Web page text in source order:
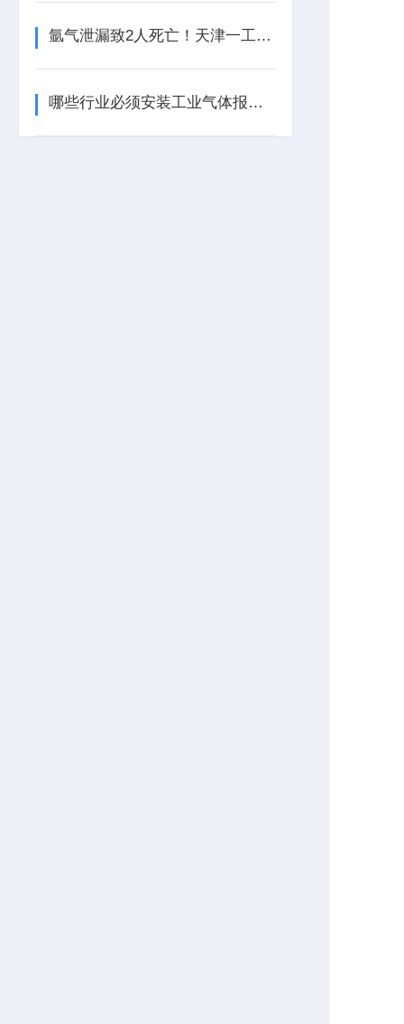
氩气泄漏致2人死亡！天津一工业园内发生安全事故
哪些行业必须安装工业气体报警器？这些地方不装可能违法！